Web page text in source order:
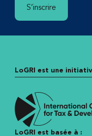
S’inscrire
LoGRI est une
LoGRI est basée à :